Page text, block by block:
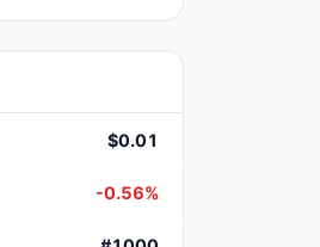
$0.01
-0.56%